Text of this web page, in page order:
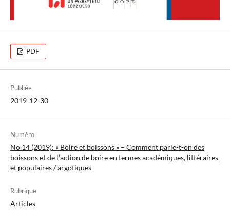
PDF
Publiée
2019-12-30
Numéro
No 14 (2019): « Boire et boissons » – Comment parle-t-on des
boissons et de l’action de boire en termes académiques, littéraires
et populaires / argotiques
Rubrique
Articles